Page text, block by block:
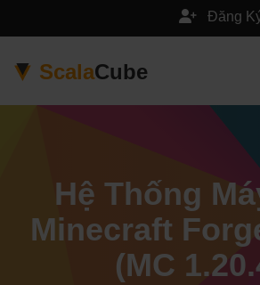
Đăng
ScalaCube
Hệ Thống
Minecraft
(MC